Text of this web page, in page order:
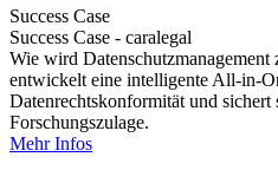
Success Case
Success Case - caralegal
Wie wird Datenschutzmanagement
entwickelt eine intelligente All-in-
Datenrechtskonformität und
Forschungszulage.
Mehr Infos